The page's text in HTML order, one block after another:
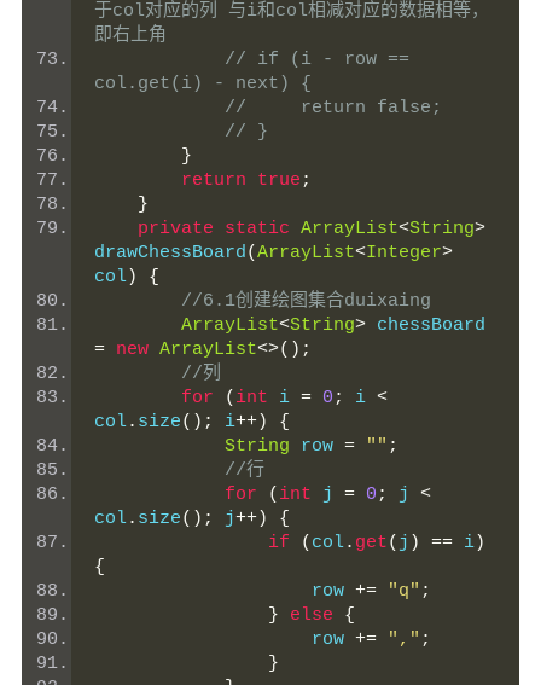
于col对应的列 与i和col相减对应的数据相等，
即右上角
// if (i - row ==
col.get(i) - next) {
//     return false;
// }
}
return
true ;
}
private
static ArrayList<String>
drawChessBoard(ArrayList<Integer>
col)
{
//6.1创建绘图集合duixaing
ArrayList<String>
= new ArrayList<>();
//列
for
( int i = 0 ; i <
col. size(); i++)
{
String row = "" ;
//行
for
( int j = 0 ; j <
col. size(); j++)
{
if
( col. get( j ) == i)
{
                    row
+= "q" ;
}
else
{
                    row
+= "," ;
}